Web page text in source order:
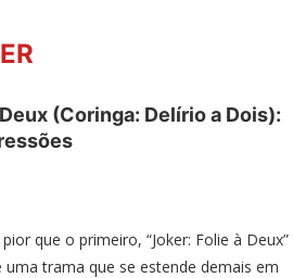
(Coringa: Delírio a Dois):
que o primeiro, “Joker: Folie à Deux”
uma trama que se estende demais em